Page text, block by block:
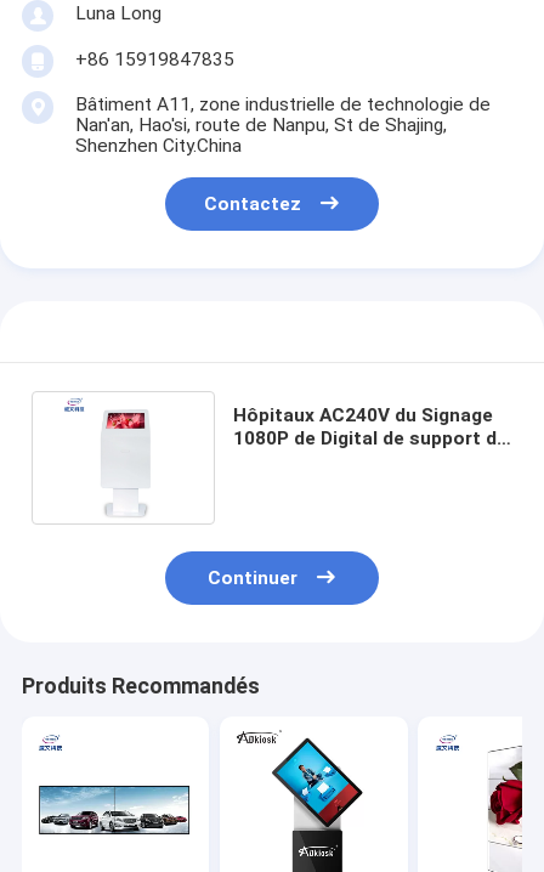
Luna Long
+86 15919847835
Bâtiment A11, zone industrielle de technologie de
Nan'an, Hao'si, route de Nanpu, St de Shajing,
Shenzhen City.China
Contactez
Hôpitaux AC240V du Signage
1080P de Digital de support de
Continuer
Produits Recommandés